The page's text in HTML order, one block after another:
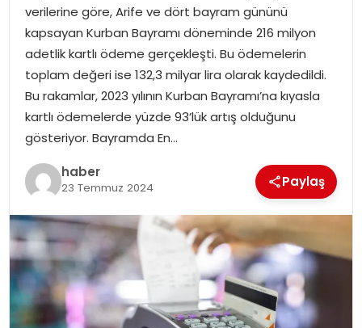
SPOR
EKONOMI
MAGAZIN
DÜNYA
OTOMOBIL
verilerine göre, Arife ve dört bayram gününü
kapsayan Kurban Bayramı döneminde 216 milyon
adetlik kartlı ödeme gerçekleşti. Bu ödemelerin
toplam değeri ise 132,3 milyar lira olarak kaydedildi.
Bu rakamlar, 2023 yılının Kurban Bayramı’na kıyasla
kartlı ödemelerde yüzde 93’lük artış olduğunu
gösteriyor. Bayramda En…
haber
23 Temmuz 2024 Paylaş